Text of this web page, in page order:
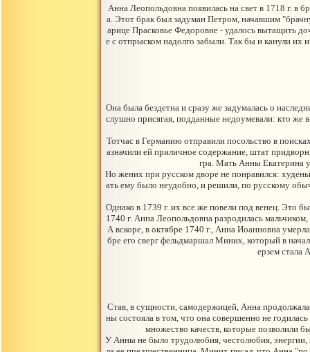
Анна Леопольдовна появилась на свет в 1718 г. в
а. Этот брак был задуман Петром, начавшим
арице Прасковье Федоровне - удалось вытащить
е с отпрыском надолго забыли. Так бы и канули их
Она была бездетна и сразу же задумалась о
слушно присягая, подданные недоумевали: кто же
Тотчас в Германию отправили посольство в
азначили ей приличное содержание, штат
гра. Мать Анны Екатерина
Но жених при русском дворе не понравился:
ать ему было неудобно, и решили, по русскому
Однако в 1739 г. их все же повели под венец. Это
1740 г. Анна Леопольдовна разродилась
А вскоре, в октябре 1740 г., Анна Иоанновна
бре его сверг фельдмаршал Миних, который в
ерзем стала
Став, в сущности, самодержицей, Анна
ны состояла в том, что она совершенно не
множество качеств, которые позволили
У Анны не было трудолюбия, честолюбия, энергии,